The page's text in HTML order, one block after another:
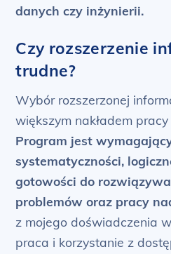
danych czy inżynierii.
Czy rozszerzenie
trudne?
Wybór rozszerzonej
większym nakładem
Program jest
systematyczności,
gotowości do
problemów oraz pracy
z mojego doświadczenia
praca i korzystanie z